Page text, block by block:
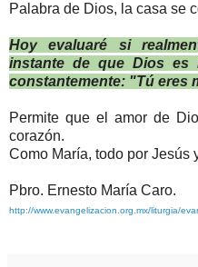
Palabra de Dios, la casa se
Hoy evaluaré si
instante de que Dios es
constantemente: "Tú eres
Permite que el amor de
corazón.
Como María, todo por Jesús
Pbro. Ernesto María Caro.
http://www.evangelizacion.org.mx/liturgia/